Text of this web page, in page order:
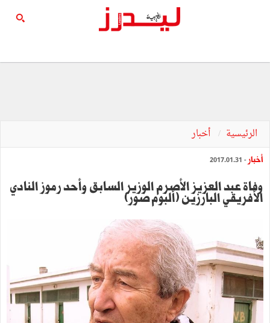
الرئيسية أخبار
أخبار - 2017.01.31
وفاة عبد العزيز الأصرم الوزير السابق وأحد رموز النادي
الأفريقي البارزين (ألبوم صور)